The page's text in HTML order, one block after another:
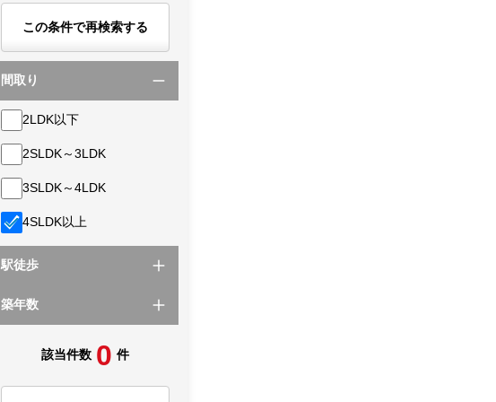
この条件で再検索する
間取り
2LDK以下
2SLDK～3LDK
3SLDK～4LDK
4SLDK以上
駅徒歩
築年数
該当件数 0 件